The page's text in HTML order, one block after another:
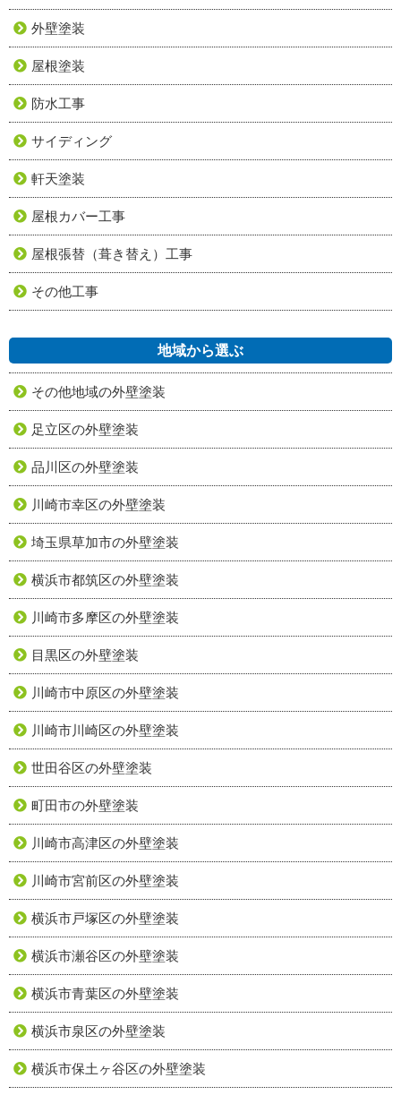
外壁塗装
屋根塗装
防水工事
サイディング
軒天塗装
屋根カバー工事
屋根張替（葺き替え）工事
その他工事
地域から選ぶ
その他地域の外壁塗装
足立区の外壁塗装
品川区の外壁塗装
川崎市幸区の外壁塗装
埼玉県草加市の外壁塗装
横浜市都筑区の外壁塗装
川崎市多摩区の外壁塗装
目黒区の外壁塗装
川崎市中原区の外壁塗装
川崎市川崎区の外壁塗装
世田谷区の外壁塗装
町田市の外壁塗装
川崎市高津区の外壁塗装
川崎市宮前区の外壁塗装
横浜市戸塚区の外壁塗装
横浜市瀬谷区の外壁塗装
横浜市青葉区の外壁塗装
横浜市泉区の外壁塗装
横浜市保土ヶ谷区の外壁塗装